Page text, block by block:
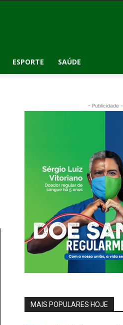
ESPORTE SAÚDE
- Publicidade -
MAIS POPULARES HOJE